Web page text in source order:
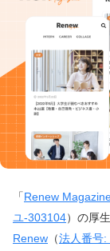
「Renew
ユ-303104）の厚
Renew （法人番号